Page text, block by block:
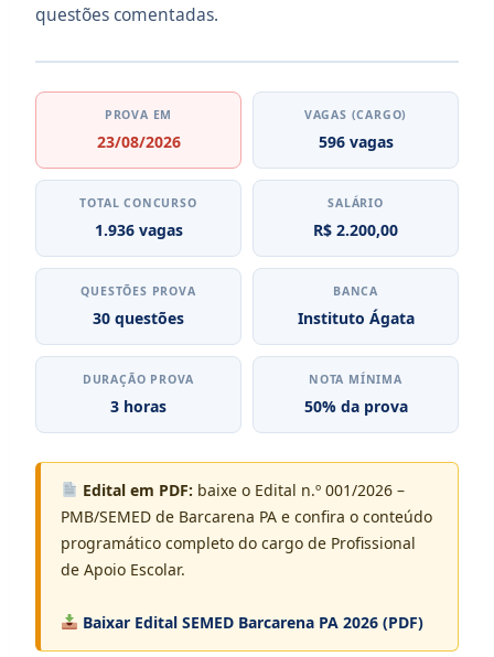
questões comentadas.
PROVA EM
23/08/2026
VAGAS (CARGO)
596 vagas
TOTAL CONCURSO
1.936 vagas
SALÁRIO
R$ 2.200,00
QUESTÕES PROVA
30 questões
BANCA
Instituto Ágata
DURAÇÃO PROVA
3 horas
NOTA MÍNIMA
50% da prova
Edital em PDF: baixe o Edital n.º 001/2026 –
PMB/SEMED de Barcarena PA e confira o conteúdo
programático completo do cargo de Profissional
de Apoio Escolar.
Baixar Edital SEMED Barcarena PA 2026 (PDF)